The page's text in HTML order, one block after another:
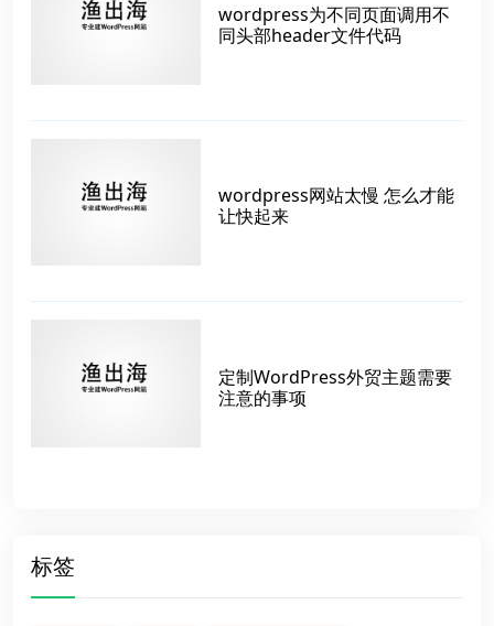
wordpress为不同页面调用不
同头部header文件代码
wordpress网站太慢 怎么才能
让快起来
定制WordPress外贸主题需要
注意的事项
标签